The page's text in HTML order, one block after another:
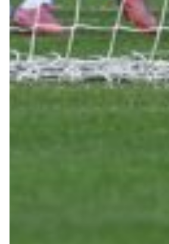
Isolani x Genoa
Gift Card Online Store
Fortissimo batte il mio cuor